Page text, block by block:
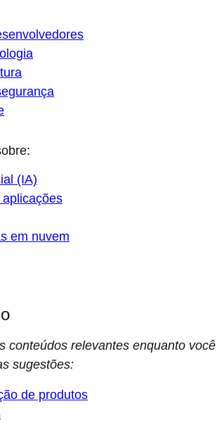
(IA)
em nuvem
conteúdos relevantes enquanto você
sugestões:
de produtos